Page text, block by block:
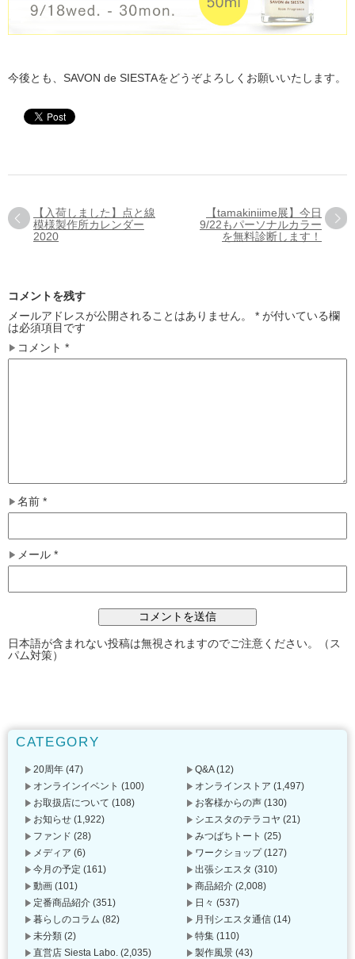
今後とも、SAVON de SIESTAをどうぞよろしくお願いいたします。
【入荷しました】点と線
模様製作所カレンダー
2020
【tamakiniime展】今日
9/22もパーソナルカラー
を無料診断します！
コメントを残す
メールアドレスが公開されることはありません。
* が付いている欄
は必須項目です
コメント *
名前 *
メール *
日本語が含まれない投稿は無視されますのでご注意ください。（ス
パム対策）
CATEGORY
20周年 (47) Q&A(12)
オンラインイベント (100) オンラインストア (1,497)
お取扱店について (108) お客様からの声 (130)
お知らせ (1,922) シエスタのテラコヤ (21)
ファンド (28) みつばちトート (25)
メディア (6) ワークショップ(127)
今月の予定 (161) 出張シエスタ (310)
動画 (101) 商品紹介 (2,008)
定番商品紹介 (351) 日々 (537)
暮らしのコラム (82) 月刊シエスタ通信 (14)
未分類 (2) 特集 (110)
直営店 Siesta Labo. (2,035) 製作風景 (43)